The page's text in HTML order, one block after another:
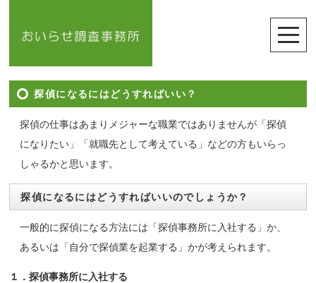
探偵になるにはどうすればいい？
探偵の仕事はあまりメジャーな職業ではありませんが「探偵
になりたい」「就職先として考えている」などの方もいらっ
しゃるかと思います。
探偵になるにはどうすればいいのでしょうか？
一般的に探偵になる方法には「探偵事務所に入社する」か、
あるいは「自分で探偵業を起業する」かが考えられます。
１．探偵事務所に入社する